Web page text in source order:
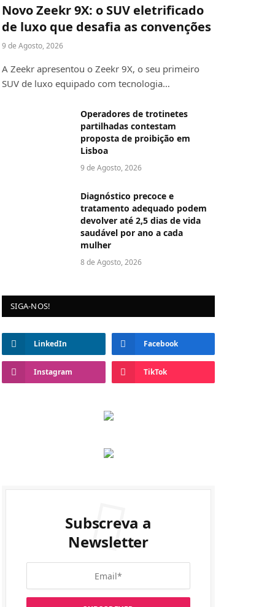
Novo Zeekr 9X: o SUV eletrificado
de luxo que desafia as convenções
9 de Agosto, 2026
A Zeekr apresentou o Zeekr 9X, o seu primeiro
SUV de luxo equipado com tecnologia…
Operadores de trotinetes
partilhadas contestam
proposta de proibição em
Lisboa
9 de Agosto, 2026
Diagnóstico precoce e
tratamento adequado podem
devolver até 2,5 dias de vida
saudável por ano a cada
mulher
8 de Agosto, 2026
SIGA-NOS!
LinkedIn Facebook
Instagram TikTok
Subscreva a
Newsletter